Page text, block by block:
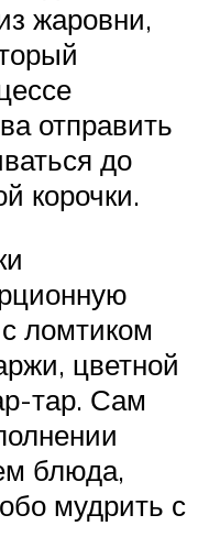
жаровни,
отправить
до
корочки.
ломтиком
цветной
тар. Сам
блюда,
мудрить с